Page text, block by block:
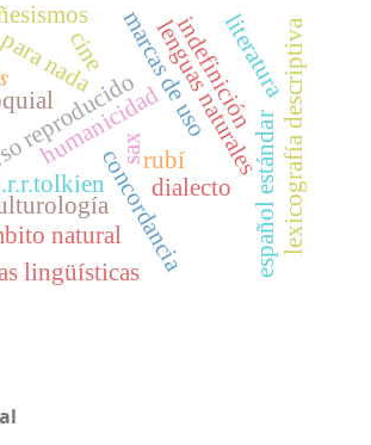
dialecto
concordancia
nada marcas de uso
lenguas naturales
natural
lingüísticas
humanicidad español estándarlexicografía descriptiva
indefiniciónliteratura
cine
saxrubí